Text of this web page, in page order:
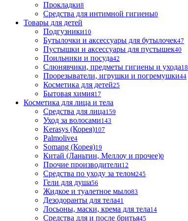
Прокладки8
Средства для интимной гигиены0
Товары для детей
Подгузники10
Бутылочки и аксессуары для бутылочек47
Пустышки и аксессуары для пустышек40
Поильники и посуда42
Слюнявчики, предметы гигиены и ухода18
Прорезыватели, игрушки и погремушки44
Косметика для детей25
Бытовая химия17
Косметика для лица и тела
Cредства для лица159
Уход за волосами143
Kerasys (Корея)107
Palmolive4
Somang (Корея)19
Китай (Ланьтин, Меллоу и прочее)0
Прочие производители12
Средства по уходу за телом245
Гели для душа56
Жидкое и туалетное мыло83
Дезодоранты для тела41
Лосьоны, маски, крема для тела14
Средства для и после бритья45